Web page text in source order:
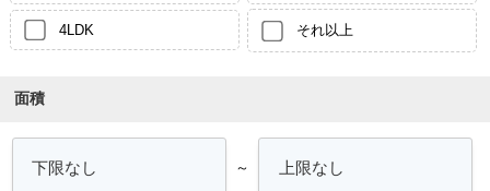
4LDK それ以上
面積
～